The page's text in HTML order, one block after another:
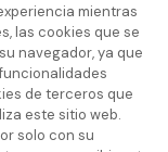
mientras
las cookies que se
navegador, ya que
de terceros que
este sitio web.
solo con su